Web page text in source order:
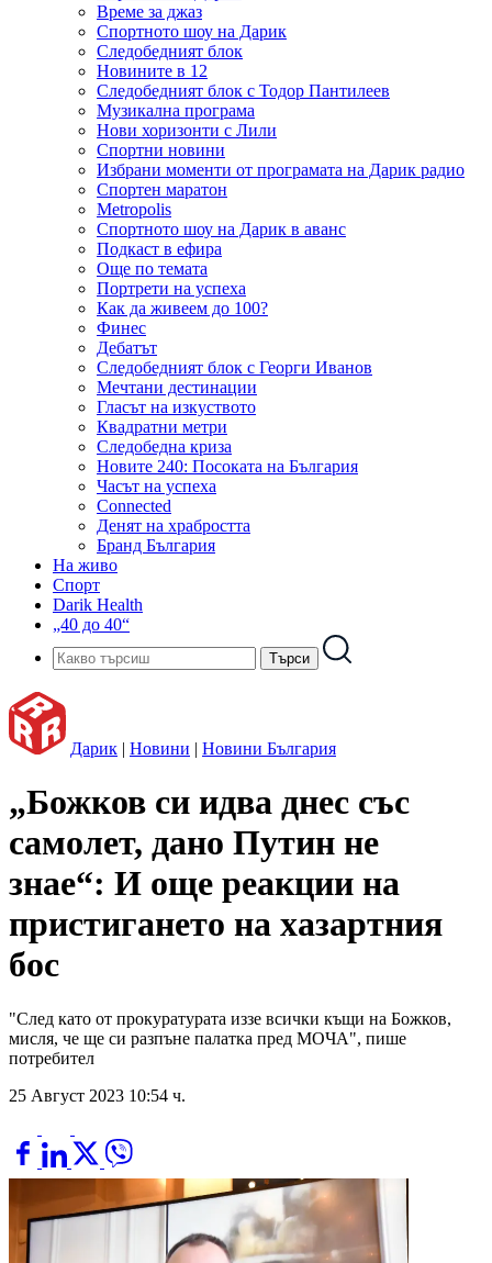
Време за джаз
Спортното шоу на Дарик
Следобедният блок
Новините в 12
Следобедният блок с Тодор Пантилеев
Музикална програма
Нови хоризонти с Лили
Спортни новини
Избрани моменти от програмата на Дарик радио
Спортен маратон
Metropolis
Спортното шоу на Дарик в аванс
Подкаст в ефира
Още по темата
Портрети на успеха
Как да живеем до 100?
Финес
Дебатът
Следобедният блок с Георги Иванов
Мечтани дестинации
Гласът на изкуството
Квадратни метри
Следобедна криза
Новите 240: Посоката на България
Часът на успеха
Connected
Денят на храбростта
Бранд България
На живо
Спорт
Darik Health
„40 до 40“
Дарик | Новини | Новини България
„Божков си идва днес със
самолет, дано Путин не
знае“: И още реакции на
пристигането на хазартния
бос
"След като от прокуратурата иззе всички къщи на Божков,
мисля, че ще си разпъне палатка пред МОЧА", пише
потребител
25 Август 2023 10:54 ч.